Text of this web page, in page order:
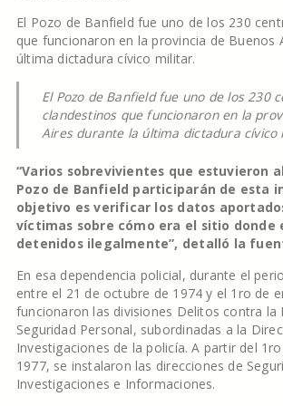
El Pozo de Banfield fue uno de los 230
que funcionaron en la provincia de Buenos
última dictadura cívico militar.
El Pozo de Banfield fue uno de los 230
clandestinos que funcionaron en la
Aires durante la última dictadura cívico
“Varios sobrevivientes que estuvieron
Pozo de Banfield participarán de esta
objetivo es verificar los datos
víctimas sobre cómo era el sitio donde
detenidos ilegalmente”, detalló la
En esa dependencia policial, durante el
entre el 21 de octubre de 1974 y el 1ro de
funcionaron las divisiones Delitos contra la
Seguridad Personal, subordinadas a la
Investigaciones de la policía. A partir del
1977, se instalaron las direcciones de
Investigaciones e Informaciones.